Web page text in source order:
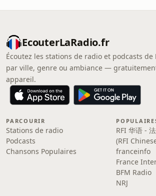
EcouterLaRadio.fr
Écoutez les stations de radio et podcasts de
par ville, genre ou ambiance —
appareil.
PARCOURIR
Stations de radio
Podcasts
Chansons Populaires
RFI 华语 -
(RFI
franceinfo
France
BFM Radio
NRJ